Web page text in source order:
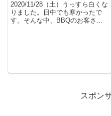
2020/11/28（土）うっすら白くな
りました。日中でも寒かったで
す。そんな中、BBQのお客さ
スポン